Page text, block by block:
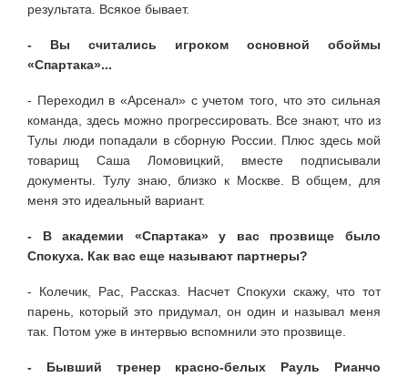
результата. Всякое бывает.
- Вы считались игроком основной обоймы
«Спартака»...
- Переходил в «Арсенал» с учетом того, что это сильная
команда, здесь можно прогрессировать. Все знают, что из
Тулы люди попадали в сборную России. Плюс здесь мой
товарищ Саша Ломовицкий, вместе подписывали
документы. Тулу знаю, близко к Москве. В общем, для
меня это идеальный вариант.
- В академии «Спартака» у вас прозвище было
Спокуха. Как вас еще называют партнеры?
- Колечик, Рас, Рассказ. Насчет Спокухи скажу, что тот
парень, который это придумал, он один и называл меня
так. Потом уже в интервью вспомнили это прозвище.
- Бывший тренер красно-белых Рауль Рианчо